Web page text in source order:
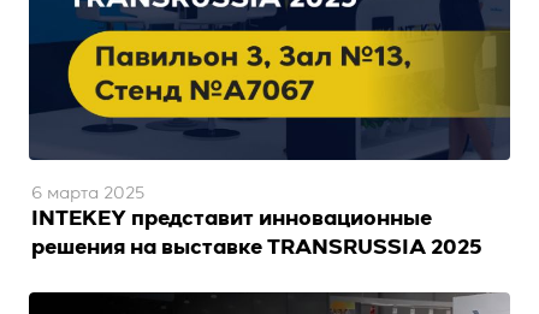
INTEKEY представит инновационные
решения на выставке TRANSRUSSIA 2025
6 марта 2025